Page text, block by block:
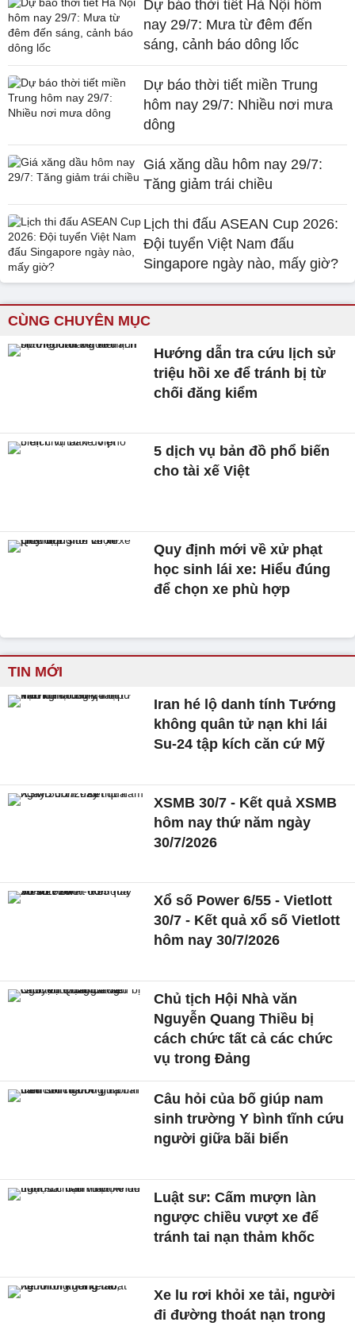
Dự báo thời tiết Hà Nội hôm
nay 29/7: Mưa từ đêm đến
sáng, cảnh báo dông lốc
Dự báo thời tiết miền Trung
hôm nay 29/7: Nhiều nơi mưa
dông
Giá xăng dầu hôm nay 29/7:
Tăng giảm trái chiều
Lịch thi đấu ASEAN Cup 2026:
Đội tuyển Việt Nam đấu
Singapore ngày nào, mấy giờ?
CÙNG CHUYÊN MỤC
Hướng dẫn tra cứu lịch sử
triệu hồi xe để tránh bị từ
chối đăng kiểm
5 dịch vụ bản đồ phổ biến
cho tài xế Việt
Quy định mới về xử phạt
học sinh lái xe: Hiểu đúng
để chọn xe phù hợp
TIN MỚI
Iran hé lộ danh tính Tướng
không quân tử nạn khi lái
Su-24 tập kích căn cứ Mỹ
XSMB 30/7 - Kết quả XSMB
hôm nay thứ năm ngày
30/7/2026
Xổ số Power 6/55 - Vietlott
30/7 - Kết quả xổ số Vietlott
hôm nay 30/7/2026
Chủ tịch Hội Nhà văn
Nguyễn Quang Thiều bị
cách chức tất cả các chức
vụ trong Đảng
Câu hỏi của bố giúp nam
sinh trường Y bình tĩnh cứu
người giữa bãi biển
Luật sư: Cấm mượn làn
ngược chiều vượt xe để
tránh tai nạn thảm khốc
Xe lu rơi khỏi xe tải, người
đi đường thoát nạn trong